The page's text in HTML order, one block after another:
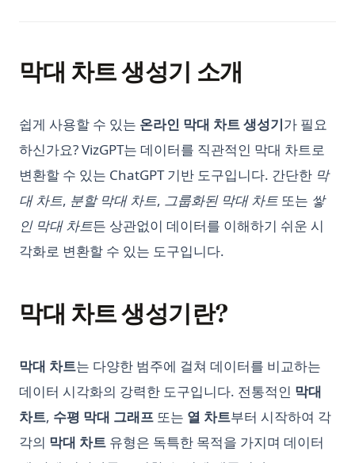
Supabase Edge Runtime: 서버리스 함수 개발의 간소화
2023년을 위한 최고의 대시보드 소프트웨어: 비즈니스를 모니터
링하는 최고의 도구
이 최고의 데이터 모델링 도구를 사용해 보았습니다. 제 리뷰는
다음과 같습니다.
성능 저하 없음 - 최고의 데이터 품질 도구 검토
에어테이블 데이터 시각화: 성공을 위한 도구와 기술
훌륭하고 안정적인 확산 프롬프트를 손쉽게 작성하는 방법
best-llm-for-coding
clustering-visualization
codex-vs-claude-code-skills
customer-hosted-looker
Is Chat GPT Plus Worth It? A Quick Review
Mind
Is GPT-4 Free? Everything You Need to Know About GPT-4 is
Here
Longterm Memory ChatGPT? LTM-1: A LLM with 5 Million
Mastering the Art: How to Use ChatGPT Without Login
Maximizing the Use of OpenAI - A Detailed Guide on How
Anywhere, Anytime
가이드
Pandas 열 삭제: DataFrame에서 열을 제거하는 방법
Pandas 피벗 테이블: Excel처럼 데이터 요약·재구성하기 (가이
드)
Pandas 행 필터링: Python에서 조건별로 데이터 선택하기
Pandas: Find and Filter Values in a DataFrame Column
Pandasql - Python Package for Querying DataFrames Using
SQL
Pandas에서 'No Module Named' 오류 해결: 상세 가이드
Pandas에서 빈 DataFrame 만드는 방법
Pandas에서 컬럼 이름 바꾸기: 쉽고 효과적인 방법
Pandas에서 키 오류(Key Errors) 해결하는 방법: 자세한 가이드
Pandas에서 히스토그램 만들기: 단계별 가이드
Python List Comprehension: Complete Guide with
Examples and Performance Tips
Scraping Efficiencies Now!
Python Match Case: Structural Pattern Matching Explained
(Python 3.10+)
Python Match Case: 구조적 패턴 매칭 완전 해설 (Python
Python Multiprocessing: 속도를 위한 병렬 처리 가이드
Python Notebooks: The Perfect Guide for Data Science
Beginners
Python Pathlib: The Modern Guide to File Path Handling
Python Pathlib: 현대적인 파일 경로 처리 가이드
막대 차트 생성기 소개
쉽게 사용할 수 있는 온라인 막대 차트 생성기가 필요
하신가요? VizGPT는 데이터를 직관적인 막대 차트로
변환할 수 있는 ChatGPT 기반 도구입니다. 간단한 막
대 차트, 분할 막대 차트, 그룹화된 막대 차트 또는 쌓
인 막대 차트든 상관없이 데이터를 이해하기 쉬운 시
각화로 변환할 수 있는 도구입니다.
막대 차트 생성기란?
막대 차트는 다양한 범주에 걸쳐 데이터를 비교하는
데이터 시각화의 강력한 도구입니다. 전통적인 막대
차트, 수평 막대 그래프 또는 열 차트부터 시작하여 각
각의 막대 차트 유형은 독특한 목적을 가지며 데이터